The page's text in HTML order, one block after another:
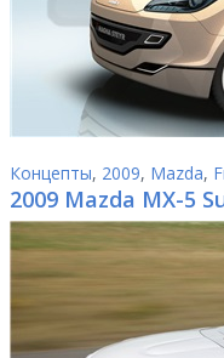
Концепты, 2009, Mazda,
2009 Mazda MX-5